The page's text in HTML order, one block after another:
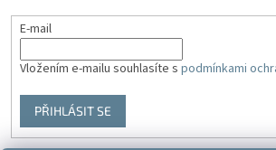
E-mail
Vložením e-mailu souhlasíte s podmínkami
PŘIHLÁSIT SE